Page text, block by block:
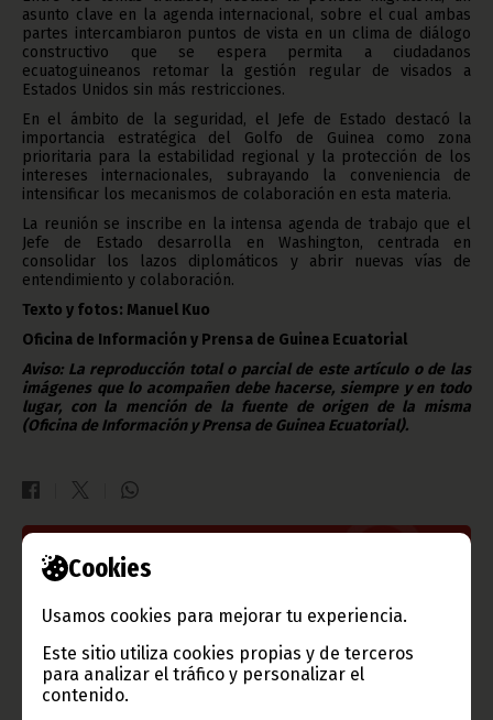
Cookies
Usamos cookies para mejorar tu experiencia.
Este sitio utiliza cookies propias y de terceros
para analizar el tráfico y personalizar el
contenido.
asunto clave en la agenda internacional, sobre el cual ambas
partes intercambiaron puntos de vista en un clima de diálogo
constructivo que se espera permita a ciudadanos
ecuatoguineanos retomar la gestión regular de visados a
Estados Unidos sin más restricciones.
En el ámbito de la seguridad, el Jefe de Estado destacó la
importancia estratégica del Golfo de Guinea como zona
prioritaria para la estabilidad regional y la protección de los
intereses internacionales, subrayando la conveniencia de
intensificar los mecanismos de colaboración en esta materia.
La reunión se inscribe en la intensa agenda de trabajo que el
Jefe de Estado desarrolla en Washington, centrada en
consolidar los lazos diplomáticos y abrir nuevas vías de
entendimiento y colaboración.
Texto y fotos: Manuel Kuo
Oficina de Información y Prensa de Guinea Ecuatorial
Aviso: La reproducción total o parcial de este artículo o de las
imágenes que lo acompañen debe hacerse, siempre y en todo
lugar, con la mención de la fuente de origen de la misma
(Oficina de Información y Prensa de Guinea Ecuatorial).
Gobierno e Instituciones
Información de Guinea Ecuatorial